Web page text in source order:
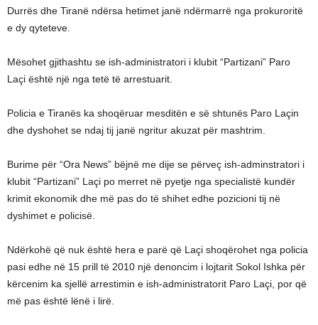
Durrës dhe Tiranë ndërsa hetimet janë ndërmarrë nga prokuroritë
e dy qyteteve.
Mësohet gjithashtu se ish-administratori i klubit “Partizani” Paro
Laçi është një nga tetë të arrestuarit.
Policia e Tiranës ka shoqëruar mesditën e së shtunës Paro Laçin
dhe dyshohet se ndaj tij janë ngritur akuzat për mashtrim.
Burime për “Ora News” bëjnë me dije se përveç ish-adminstratori i
klubit “Partizani” Laçi po merret në pyetje nga specialistë kundër
krimit ekonomik dhe më pas do të shihet edhe pozicioni tij në
dyshimet e policisë.
Ndërkohë që nuk është hera e parë që Laçi shoqërohet nga policia
pasi edhe në 15 prill të 2010 një denoncim i lojtarit Sokol Ishka për
kërcenim ka sjellë arrestimin e ish-administratorit Paro Laçi, por që
më pas është lënë i lirë.